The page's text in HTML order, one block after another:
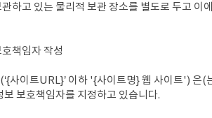
하고 있는 물리적 보관 장소를 별도로 두고 이
책임자 작성
사이트URL}’ 이하 '{사이트명} 웹 사이트') 은(
보 보호책임자를 지정하고 있습니다.